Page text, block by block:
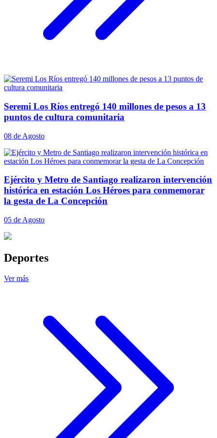
Seremi Los Ríos entregó 140 millones de pesos a 13
puntos de cultura comunitaria
08 de Agosto
Ejército y Metro de Santiago realizaron intervención
histórica en estación Los Héroes para conmemorar
la gesta de La Concepción
05 de Agosto
Deportes
Ver más